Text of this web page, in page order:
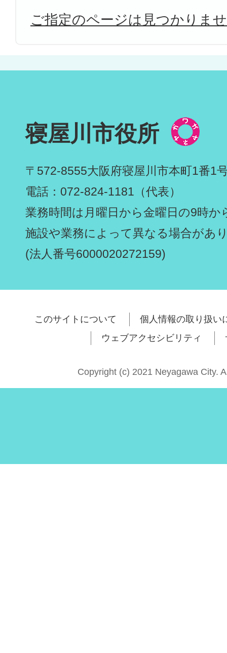
ご指定のページは見つかりま
寝屋川市役所
〒572-8555大阪府寝屋川市本町1番1
電話：072-824-1181（代表）
業務時間は月曜日から金曜日の9時か
施設や業務によって異なる場合があ
(法人番号6000020272159)
このサイトについて
個人情報の取り扱い
ウェブアクセシビリティ
Copyright (c) 2021 Neyagawa City.